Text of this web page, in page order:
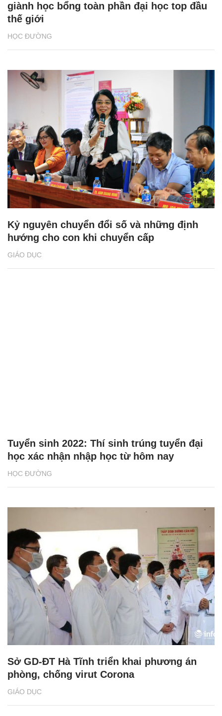
HỌC ĐƯỜNG
giành học bổng toàn phần đại học top đầu
thế giới
GIÁO DỤC
Kỷ nguyên chuyển đổi số và những định
hướng cho con khi chuyển cấp
HỌC ĐƯỜNG
Tuyển sinh 2022: Thí sinh trúng tuyển đại
học xác nhận nhập học từ hôm nay
GIÁO DỤC
Sở GD-ĐT Hà Tĩnh triển khai phương án
phòng, chống virut Corona